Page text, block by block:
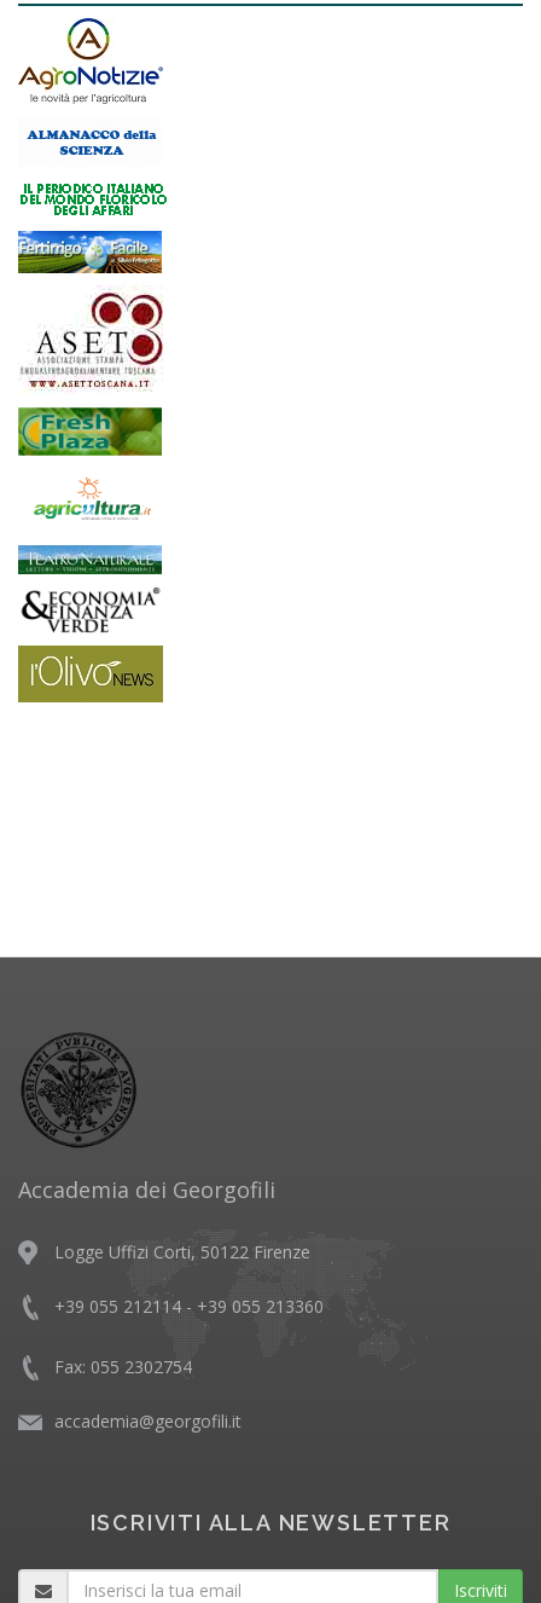
Accademia dei Georgofili
Logge Uffizi Corti, 50122 Firenze
+39 055 212114 - +39 055 213360
Fax: 055 2302754
accademia@georgofili.it
ISCRIVITI ALLA NEWSLETTER
Iscriviti